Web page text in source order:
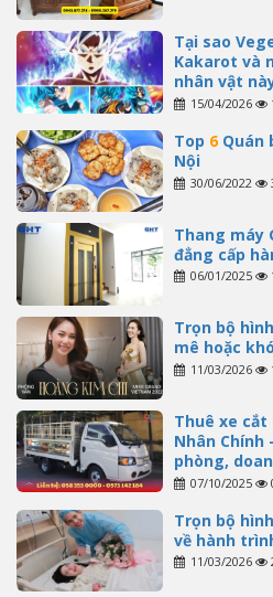
Tại sao
Kakarot và
nhân vật
15/04/2026
Top 6Quán
Nội
30/06/2022
Thang máy
đẳng cấp
06/01/2025
Trọn bộ
mê hoặc
11/03/2026
Thuê xe cắt
Nhân Chính
phòng,
07/10/2025
Trọn bộ
về hành
11/03/2026